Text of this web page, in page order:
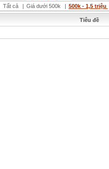
Tất cả
| Giá dưới 500k | 500k - 1,5 triệu
Tiêu đề